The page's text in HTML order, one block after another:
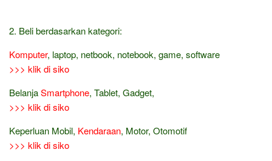
2. Beli berdasarkan kategori:
Komputer, laptop, netbook, notebook, game, software
>>> klik di siko
BelanjaSmartphone, Tablet, Gadget,
>>> klik di siko
Keperluan Mobil, Kendaraan, Motor, Otomotif
>>> klik di siko